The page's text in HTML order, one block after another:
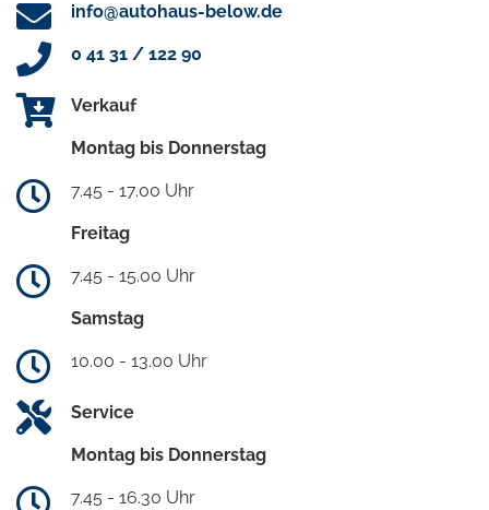
info@autohaus-below.de
0 41 31 / 122 90
Verkauf
Montag bis Donnerstag
7.45 - 17.00 Uhr
Freitag
7.45 - 15.00 Uhr
Samstag
10.00 - 13.00 Uhr
Service
Montag bis Donnerstag
7.45 - 16.30 Uhr